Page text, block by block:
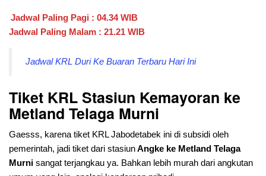
Jadwal Paling Pagi : 04.34 WIB
Jadwal Paling Malam : 21.21 WIB
Jadwal KRL Duri Ke Buaran Terbaru Hari Ini
Tiket KRL Stasiun Kemayoran ke
Metland Telaga Murni
Gaesss, karena tiket KRL Jabodetabek ini di subsidi oleh
pemerintah, jadi tiket dari stasiunAngke ke Metland Telaga
Murni sangat terjangkau ya. Bahkan lebih murah dari angkutan